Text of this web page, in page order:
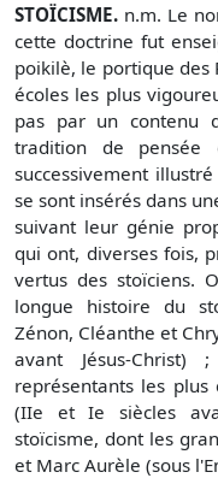
STOÏCISME. n.m. Le
cette doctrine fut
poikilè, le portique des
écoles les plus
pas par un contenu
tradition de
successivement
se sont insérés dans
suivant leur génie
qui ont, diverses fois,
vertus des stoïciens.
longue histoire du
Zénon, Cléanthe et
avant Jésus-
représentants les plus
(IIe et Ie siècles
stoïcisme, dont les
et Marc Aurèle (sous